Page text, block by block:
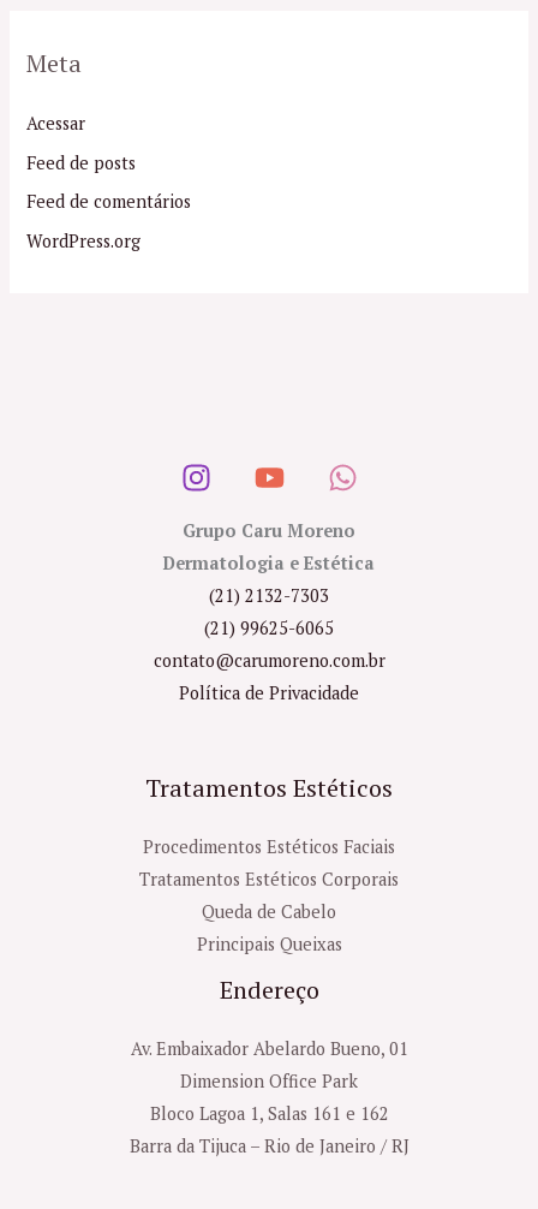
Meta
Acessar
Feed de posts
Feed de comentários
WordPress.org
Grupo Caru Moreno
Dermatologia e Estética
(21) 2132-7303
(21) 99625-6065
contato@carumoreno.com.br
Política de Privacidade
Tratamentos Estéticos
Procedimentos Estéticos Faciais
Tratamentos Estéticos Corporais
Queda de Cabelo
Principais Queixas
Endereço
Av. Embaixador Abelardo Bueno, 01
Dimension Office Park
Bloco Lagoa 1, Salas 161 e 162
Barra da Tijuca – Rio de Janeiro / RJ